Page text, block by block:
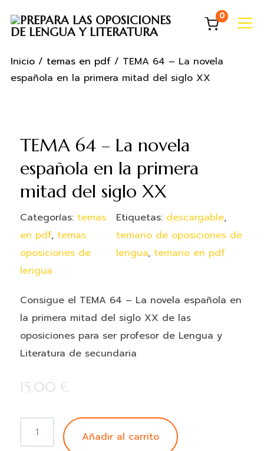
0
Info
Inicio/ temas en pdf/ TEMA 64 – La novela
española en la primera mitad del siglo XX
TEMA 64 – La novela
española en la primera
mitad del siglo XX
15,00€
Consigue el TEMA 64 – La novela española en
la primera mitad del siglo XX de las
oposiciones para ser profesor de Lengua y
Literatura de secundaria
TEMA
64
Añadir al carrito
Categorías: temas
en pdf, temas
oposiciones de
lengua
Etiquetas: descargable,
temario de oposiciones de
lengua, temario en pdf